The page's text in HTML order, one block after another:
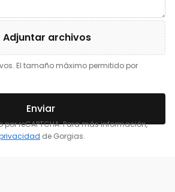
Adjuntar archivos
El tamaño máximo permitido por
Enviar
por reCAPTCHA. Para más información,
de Gorgias.